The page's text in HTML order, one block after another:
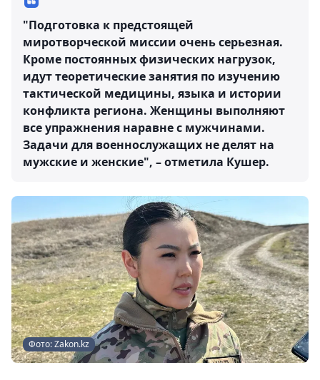
"Подготовка к предстоящей
миротворческой миссии очень серьезная.
Кроме постоянных физических нагрузок,
идут теоретические занятия по изучению
тактической медицины, языка и истории
конфликта региона. Женщины выполняют
все упражнения наравне с мужчинами.
Задачи для военнослужащих не делят на
мужские и женские", – отметила Кушер.
Фото: Zakon.kz